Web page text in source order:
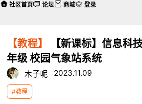
【教程】
【新课标】信息科
年级 校园气象站系统
木子呢 2023.11.09
#教程
社区首页 论坛 商城 登录